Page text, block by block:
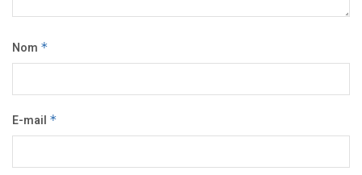
Nom *
E-mail *